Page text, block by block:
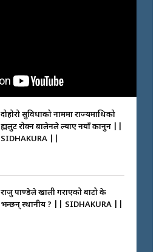
कप्तानगञ्जपछि मधेसमा के हुँदैछ ?
आगो निभाउने कि तेल थप्ने ? WHATS
HAPPENING IN MADHESH ? ||
भयो ? के के भयो ? || SUNSARI
CASE || SIDHAKURA || THE
REPORTER ||
दोहोरो सुविधाको नाममा राज्यमाथिको
ब्रह्मलुट रोक्न बालेनले ल्याए नयाँ कानुन ||
SIDHAKURA ||
राजु पाण्डेले खाली गराएको बाटो के
भन्छन् स्थानीय ? || SIDHAKURA ||